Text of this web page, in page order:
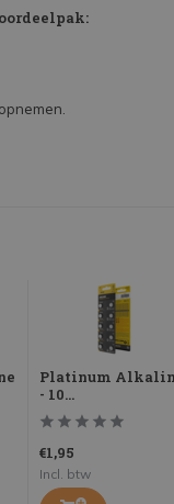
Platinum
- 10...
€1,95
Incl. btw